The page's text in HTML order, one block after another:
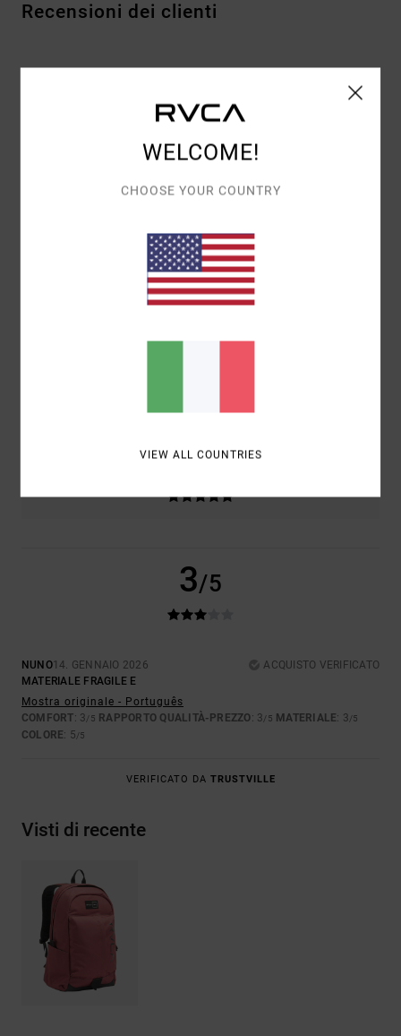
Recensioni dei clienti
3.0/5
IL 0% DEI NOSTRI CLIENTI CONSIGLIA QUESTO PRODOTTO
COMFORT
3.0
3/5
NUNO14. GENNAIO 2026
ACQUISTO VERIFICATO
MATERIALE FRAGILE E
Mostra originale - Português
COMFORT: 3/5 RAPPORTO QUALITÀ-PREZZO: 3/5 MATERIALE: 3/5
COLORE: 5/5
VERIFICATO DA TRUSTVILLE
Visti di recente
WELCOME!
CHOOSE YOUR COUNTRY
VIEW ALL COUNTRIES